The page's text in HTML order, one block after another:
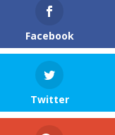
Facebook
Twitter